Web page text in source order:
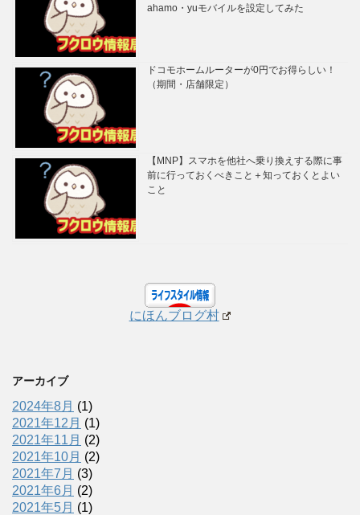
ahamo・yuモバイルを設定してみた
ドコモホームルーターが0円でお得らしい！
（期間・店舗限定）
【MNP】スマホを他社へ乗り換えする際に事
前に行っておくべきこと＋知っておくとよい
こと
にほんブログ村
アーカイブ
2024年8月 (1)
2021年12月 (1)
2021年11月 (2)
2021年10月 (2)
2021年7月 (3)
2021年6月 (2)
2021年5月 (1)